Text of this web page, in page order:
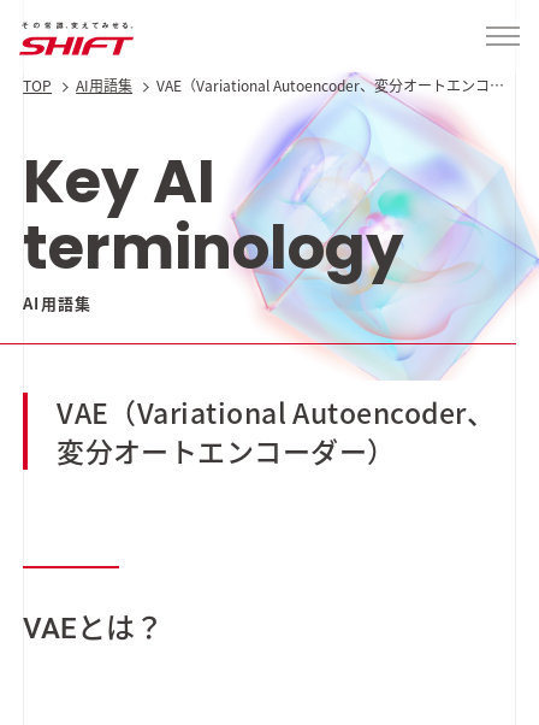
TOP AI用語集
VAE（Variational Autoencoder、変分オートエンコー
Key AI
terminology
AI用語集
VAE（Variational Autoencoder、
変分オートエンコーダー）
VAEとは？